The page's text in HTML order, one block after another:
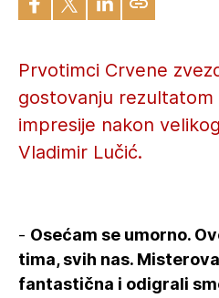
Prvotimci Crvene
gostovanju rezultatom
impresije nakon
Vladimir Lučić.
- Osećam se umorno.
tima, svih nas.
fantastična i odigrali